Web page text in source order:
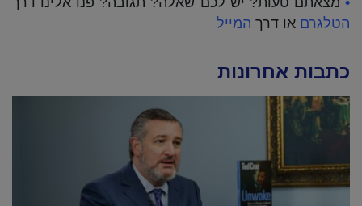
הטלגרם או דרך המייל
כתבות אחרונות